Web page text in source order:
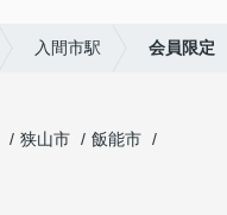
入間市駅 会員限定
狭山市
飯能市